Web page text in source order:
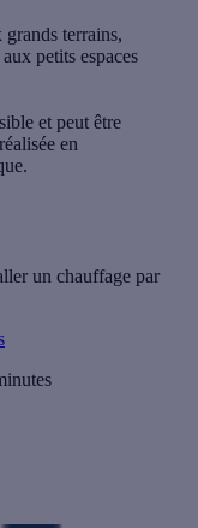
terrains,
petits espaces
et peut être
en
un chauffage par